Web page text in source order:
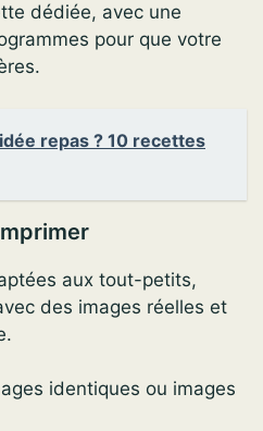
dédiée, avec une
pour que votre
repas ? 10 recettes
aux tout-petits,
des images réelles et
identiques ou images